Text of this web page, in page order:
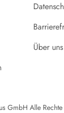
Über uns
GmbH Alle